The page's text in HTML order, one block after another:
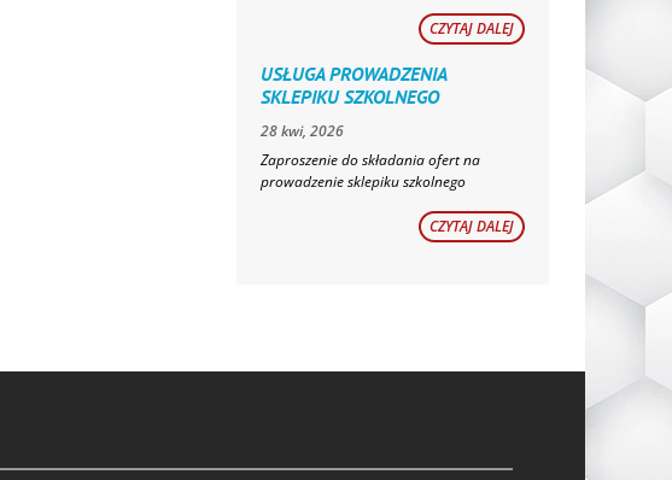
CZYTAJ DALEJ
USŁUGA PROWADZENIA
SKLEPIKU SZKOLNEGO
28 kwi, 2026
Zaproszenie do składania ofert na
prowadzenie sklepiku szkolnego
CZYTAJ DALEJ